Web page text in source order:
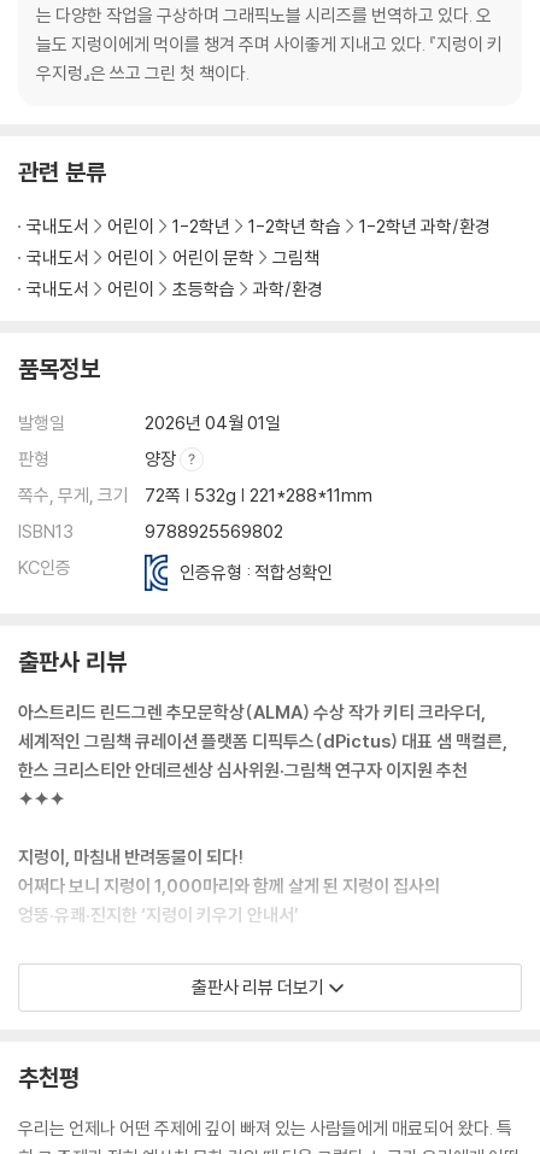
는 다양한 작업을 구상하며 그래픽노블 시리즈를 번역하고 있다. 오
늘도 지렁이에게 먹이를 챙겨 주며 사이좋게 지내고 있다. 『지렁이 키
우지렁』은 쓰고 그린 첫 책이다.
관련 분류
국내도서 어린이 1-2학년 1-2학년 학습
1-2학년 과학/환경
국내도서
어린이 어린이 문학
그림책
국내도서
어린이 초등학습 과학/환경
품목정보
발행일
2026년 04월 01일
판형
양장
쪽수, 무게, 크기
72쪽 | 532g | 221*288*11mm
ISBN13
9788925569802
KC인증
인증유형 : 적합성확인
출판사 리뷰
아스트리드 린드그렌 추모문학상(ALMA) 수상 작가 키티 크라우더,
세계적인 그림책 큐레이션 플랫폼 디픽투스(dPictus) 대표 샘 맥컬른,
한스 크리스티안 안데르센상 심사위원·그림책 연구자 이지원 추천
✦✦✦
지렁이, 마침내 반려동물이 되다!
어쩌다 보니 지렁이 1,000마리와 함께 살게 된 지렁이 집사의
엉뚱·유쾌·진지한 ‘지렁이 키우기 안내서’
· 세계적인 그림책 전문가들이 선택한 바로 그 책!
국내 최초, 지렁이를 반려동물로 다룬 ‘하이브리드 지식 그림책’
실제 사육 경험을 바탕으로 만든 지식 그림책이다. 기존의 지렁이 관련 책
들이 관찰 중심의 생태 교양서에 머물렀다면, 이 책은 작가가 지렁이를 직
접 키우며 쌓은 경험을 중심으로 풀어내 독자에게 새롭게 다가간다.
출판사 리뷰 더보기
추천평
우리는 언제나 어떤 주제에 깊이 빠져 있는 사람들에게 매료되어 왔다. 특